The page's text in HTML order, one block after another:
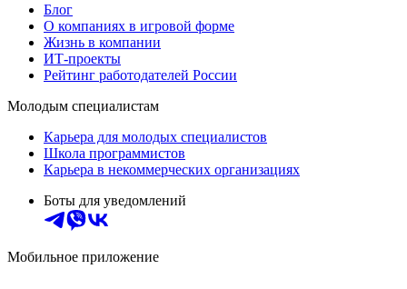
Блог
О компаниях в игровой форме
Жизнь в компании
ИТ-проекты
Рейтинг работодателей России
Молодым специалистам
Карьера для молодых специалистов
Школа программистов
Карьера в некоммерческих организациях
Боты для уведомлений
Мобильное приложение